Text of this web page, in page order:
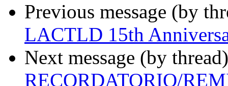
Previous message (by
LACTLD 15th
Next message (by
RECORDATORIO/